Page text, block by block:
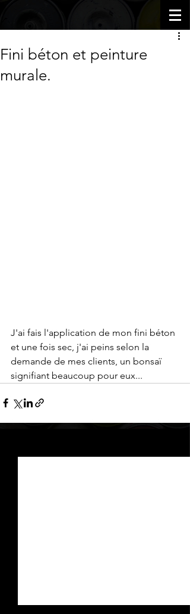
Fini béton et peinture
murale.
J'ai fais l'application de mon fini béton
et une fois sec, j'ai peins selon la
demande de mes clients, un bonsaï
signifiant beaucoup pour eux...